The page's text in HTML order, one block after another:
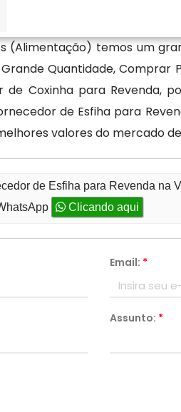
(Alimentação) temos um
Quantidade, Comprar
Coxinha para Revenda,
de Esfiha para
valores do mercado
de Esfiha para Revenda na
Clicando aqui
Email: *
Assunto: *